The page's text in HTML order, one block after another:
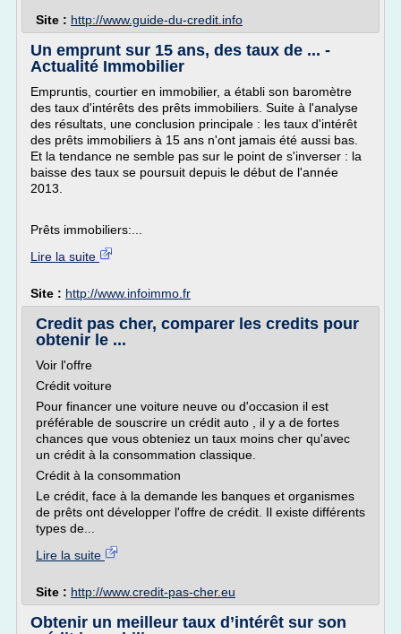
Site : http://www.guide-du-credit.info
Un emprunt sur 15 ans, des taux de ... -
Actualité Immobilier
Empruntis, courtier en immobilier, a établi son baromètre
des taux d'intérêts des prêts immobiliers. Suite à l'analyse
des résultats, une conclusion principale : les taux d'intérêt
des prêts immobiliers à 15 ans n'ont jamais été aussi bas.
Et la tendance ne semble pas sur le point de s'inverser : la
baisse des taux se poursuit depuis le début de l'année
2013.
Prêts immobiliers:...
Lire la suite
Site : http://www.infoimmo.fr
Credit pas cher, comparer les credits pour
obtenir le ...
Voir l'offre
Crédit voiture
Pour financer une voiture neuve ou d'occasion il est
préférable de souscrire un crédit auto , il y a de fortes
chances que vous obteniez un taux moins cher qu'avec
un crédit à la consommation classique.
Crédit à la consommation
Le crédit, face à la demande les banques et organismes
de prêts ont développer l'offre de crédit. Il existe différents
types de...
Lire la suite
Site : http://www.credit-pas-cher.eu
Obtenir un meilleur taux d’intérêt sur son